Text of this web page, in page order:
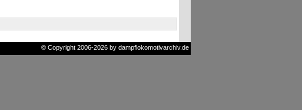
© Copyright 2006-2026 by dampflokomotivarchiv.de